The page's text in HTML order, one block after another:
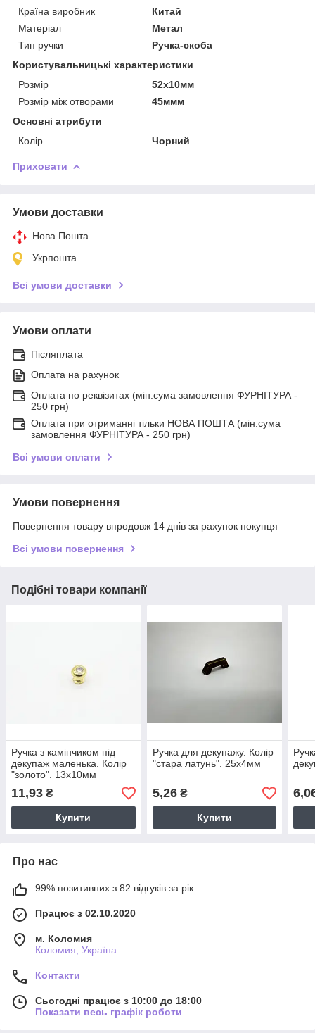
Країна виробник
Китай
Матеріал
Метал
Тип ручки
Ручка-скоба
Користувальницькі характеристики
Розмір
52х10мм
Розмір між отворами
45ммм
Основні атрибути
Колір
Чорний
Приховати
Умови доставки
Нова Пошта
Укрпошта
Всі умови доставки
Умови оплати
Післяплата
Оплата на рахунок
Оплата по реквізитах (мін.сума замовлення ФУРНІТУРА -
250 грн)
Оплата при отриманні тільки НОВА ПОШТА (мін.сума
замовлення ФУРНІТУРА - 250 грн)
Всі умови оплати
Умови повернення
Повернення товару впродовж 14 днів за рахунок покупця
Всі умови повернення
Подібні товари компанії
Ручка з камінчиком під
декупаж маленька. Колір
"золото". 13х10мм
11,93 ₴
Купити
Ручка для декупажу. Колір
"стара латунь". 25х4мм
5,26₴
Купити
Про нас
99% позитивних з 82 відгуків за рік
Працює з 02.10.2020
м. Коломия
Коломия, Україна
Контакти
Сьогодні працює з 10:00 до 18:00
Показати весь графік роботи